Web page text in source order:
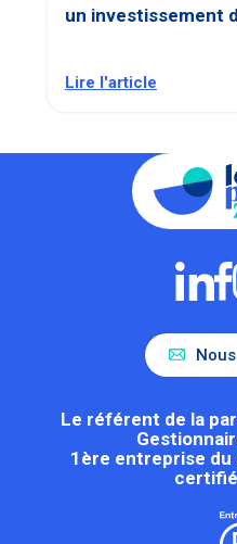
un investissement
Lire l'article
Le référent de la
1ère entreprise